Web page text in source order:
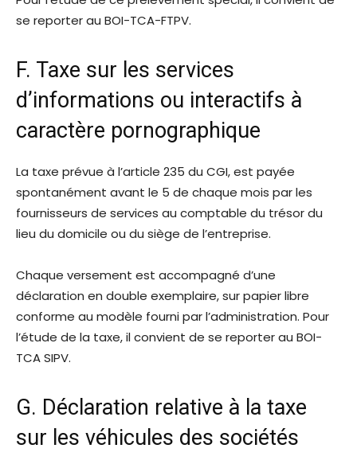
se reporter au BOI-TCA-FTPV.
F. Taxe sur les services
d’informations ou interactifs à
caractère pornographique
La taxe prévue à l’article 235 du CGI, est payée
spontanément avant le 5 de chaque mois par les
fournisseurs de services au comptable du trésor du
lieu du domicile ou du siège de l’entreprise.
Chaque versement est accompagné d’une
déclaration en double exemplaire, sur papier libre
conforme au modèle fourni par l’administration. Pour
l’étude de la taxe, il convient de se reporter au BOI-
TCA SIPV.
G. Déclaration relative à la taxe
sur les véhicules des sociétés